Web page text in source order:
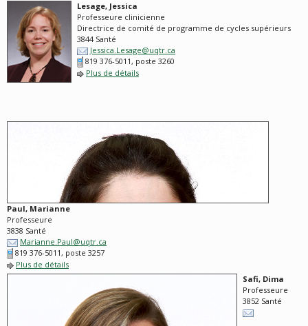
Lesage, Jessica
Professeure clinicienne
Directrice de comité de programme de cycles supérieurs
3844 Santé
Jessica.Lesage@uqtr.ca
819 376-5011, poste 3260
Plus de détails
Paul, Marianne
Professeure
3838 Santé
Marianne.Paul@uqtr.ca
819 376-5011, poste 3257
Plus de détails
Safi, Dima
Professeure
3852 Santé